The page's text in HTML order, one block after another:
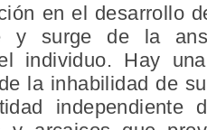
en el desarrollo
y surge de la
individuo. Hay
la inhabilidad de